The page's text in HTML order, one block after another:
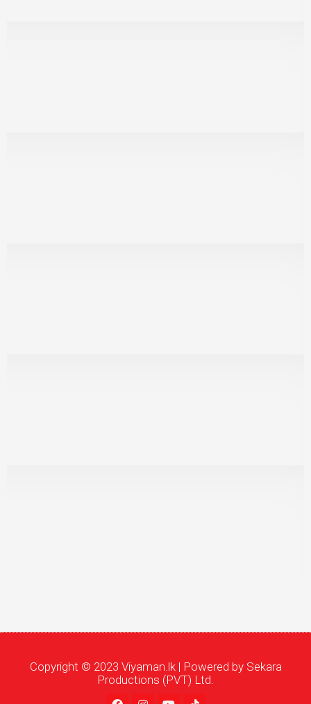
Copyright © 2023 Viyaman.lk | Powered by Sekara
Productions (PVT) Ltd.